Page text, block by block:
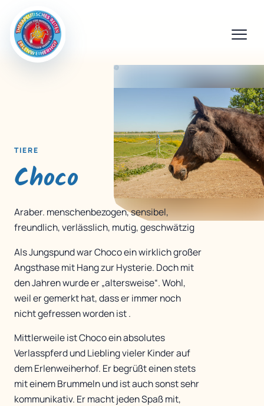
TIERE
Choco
Araber. menschenbezogen, sensibel,
freundlich, verlässlich, mutig, geschwätzig
Als Jungspund war Choco ein wirklich großer
Angsthase mit Hang zur Hysterie. Doch mit
den Jahren wurde er „altersweise“. Wohl,
weil er gemerkt hat, dass er immer noch
nicht gefressen worden ist .
Mittlerweile ist Choco ein absolutes
Verlasspferd und Liebling vieler Kinder auf
dem Erlenweiherhof. Er begrüßt einen stets
mit einem Brummeln und ist auch sonst sehr
kommunikativ. Er macht jeden Spaß mit,